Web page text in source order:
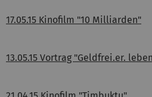
17.05.15 Kinofilm "10 Milliarden"
13.05.15 Vortrag "Geldfrei.er.